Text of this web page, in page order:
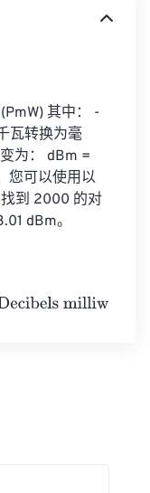
其中： -
瓦转换为毫
为： dBm =
您可以使用以
到 2000 的对
dBm。